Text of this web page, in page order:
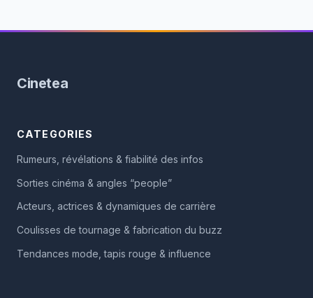
Cinetea
CATEGORIES
Rumeurs, révélations & fiabilité des infos
Sorties cinéma & angles “people”
Acteurs, actrices & dynamiques de carrière
Coulisses de tournage & fabrication du buzz
Tendances mode, tapis rouge & influence